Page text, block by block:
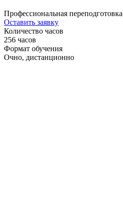
Профессиональная переподготовка
Оставить заявку
Количество часов
256 часов
Формат обучения
Очно, дистанционно